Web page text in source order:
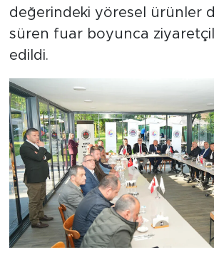
değerindeki yöresel ürünler
süren fuar boyunca
edildi.